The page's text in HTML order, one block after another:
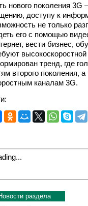
нового поколения 3G
доступу к
не только
его с помощью
вести бизнес,
тренд, где
второго поколения,
каналам 3G.
раздела